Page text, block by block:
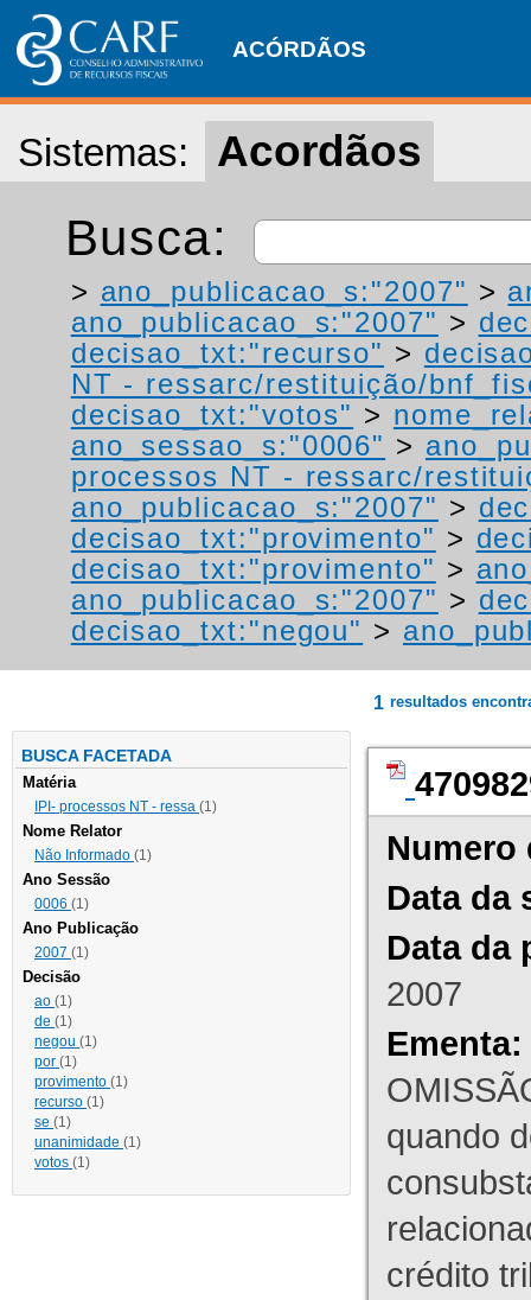
ACÓRDÃOS
Sistemas: Acordãos
Busca:
> ano_publicacao_s:"2007" >
ano_publicacao_s:"2007" >
decisao_txt:"recurso" >
NT - ressarc/restituição/
decisao_txt:"votos" >
ano_sessao_s:"0006" >
processos NT - ressarc/
ano_publicacao_s:"2007" >
decisao_txt:"provimento" >
decisao_txt:"provimento" >
ano_publicacao_s:"2007" >
decisao_txt:"negou" >
BUSCA FACETADA
Matéria
IPI- processos NT - ressa (1)
Nome Relator
Não Informado (1)
Ano Sessão
0006 (1)
Ano Publicação
2007 (1)
Decisão
ao (1)
de (1)
negou (1)
por (1)
provimento (1)
recurso (1)
se (1)
unanimidade (1)
votos (1)
1 resultados
Numero
Data da
Data da
2007
Ementa:
quando
crédito